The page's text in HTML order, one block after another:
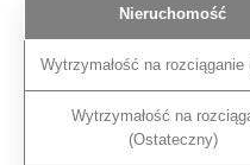
Nieruchomość
Wytrzymałość na rozciąganie
Wytrzymałość na
(Ostateczny)